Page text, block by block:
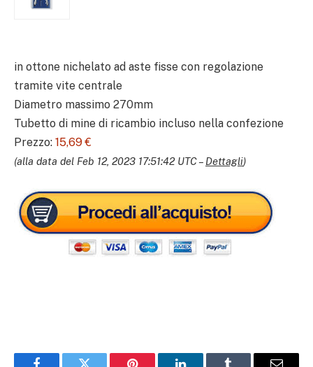
in ottone nichelato ad aste fisse con regolazione
tramite vite centrale
Diametro massimo 270mm
Tubetto di mine di ricambio incluso nella confezione
Prezzo: 15,69 €
(alla data del Feb 12, 2023 17:51:42 UTC – Dettagli)